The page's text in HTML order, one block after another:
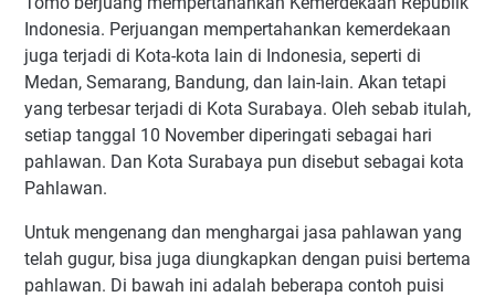
Indonesia. Perjuangan mempertahankan kemerdekaan
juga terjadi di Kota-kota lain di Indonesia, seperti di
Medan, Semarang, Bandung, dan lain-lain. Akan tetapi
yang terbesar terjadi di Kota Surabaya. Oleh sebab itulah,
setiap tanggal 10 November diperingati sebagai hari
pahlawan. Dan Kota Surabaya pun disebut sebagai kota
Pahlawan.
Untuk mengenang dan menghargai jasa pahlawan yang
telah gugur, bisa juga diungkapkan dengan puisi bertema
pahlawan. Di bawah ini adalah beberapa contoh puisi